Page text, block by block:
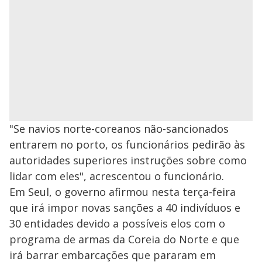
"Se navios norte-coreanos não-sancionados
entrarem no porto, os funcionários pedirão às
autoridades superiores instruções sobre como
lidar com eles", acrescentou o funcionário.
Em Seul, o governo afirmou nesta terça-feira
que irá impor novas sanções a 40 indivíduos e
30 entidades devido a possíveis elos com o
programa de armas da Coreia do Norte e que
irá barrar embarcações que pararam em